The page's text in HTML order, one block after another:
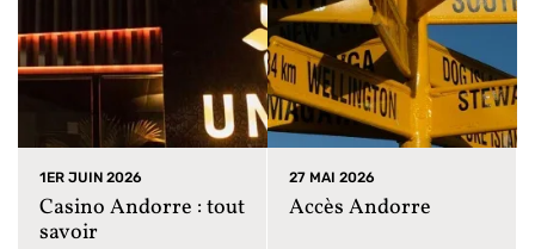
1ER JUIN 2026
Casino Andorre : tout
savoir
27 MAI 2026
Accès Andorre